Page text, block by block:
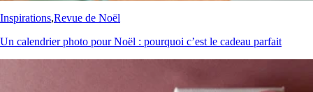
Inspirations,Revue de Noël
Un calendrier photo pour Noël : pourquoi c’est le cadeau parfait